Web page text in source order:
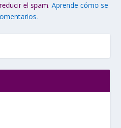
el spam.Aprende cómo se